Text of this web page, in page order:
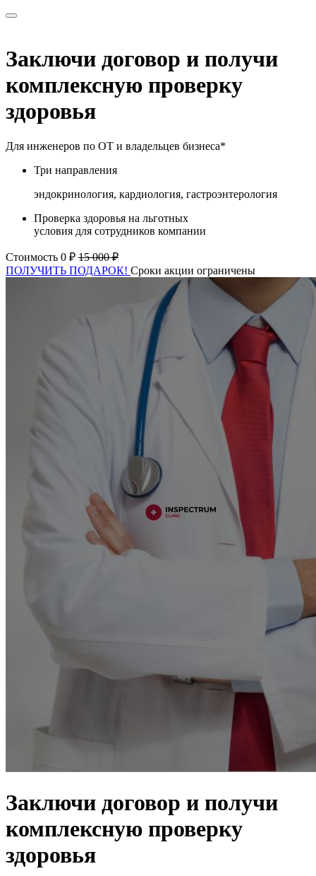
Заключи договор и получи
комплексную проверку
здоровья
Для инженеров по ОТ и владельцев бизнеса*
Три направления
эндокринология, кардиология, гастроэнтерология
Проверка здоровья на льготных
условия для сотрудников компании
Стоимость 0 ₽ 15 000 ₽
ПОЛУЧИТЬ ПОДАРОК! Сроки акции ограничены
Заключи договор и получи
комплексную проверку
здоровья